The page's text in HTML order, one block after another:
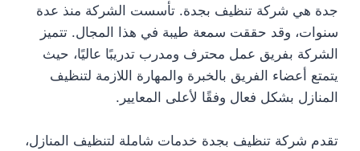
جدة هي شركة تنظيف بجدة. تأسست الشركة منذ عدة
سنوات، وقد حققت سمعة طيبة في هذا المجال. تتميز
الشركة بفريق عمل محترف ومدرب تدريبًا عاليًا، حيث
يتمتع أعضاء الفريق بالخبرة والمهارة اللازمة لتنظيف
المنازل بشكل فعال وفقًا لأعلى المعايير.
تقدم شركة تنظيف بجدة خدمات شاملة لتنظيف المنازل،